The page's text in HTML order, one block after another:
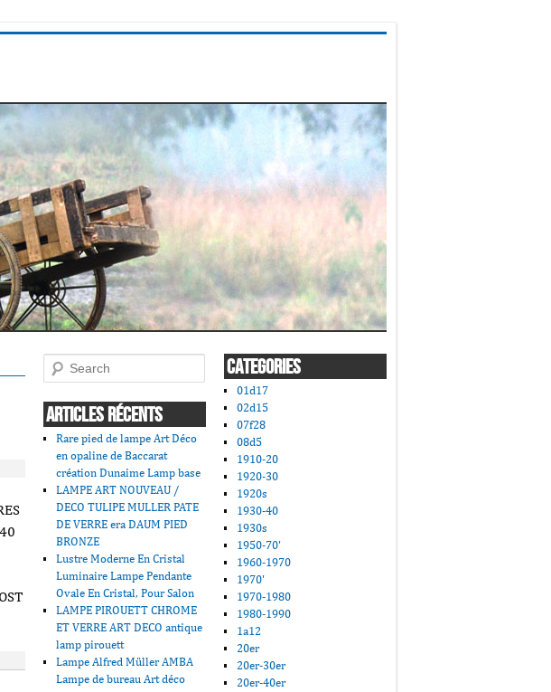
Search
ARTICLES RÉCENTS
Rare pied de lampe Art Déco
en opaline de Baccarat
création Dunaime Lamp base
LAMPE ART NOUVEAU /
DECO TULIPE MULLER PATE
DE VERRE era DAUM PIED
BRONZE
Lustre Moderne En Cristal
Luminaire Lampe Pendante
Ovale En Cristal, Pour Salon
LAMPE PIROUETT CHROME
ET VERRE ART DECO antique
lamp pirouett
Lampe Alfred Müller AMBA
Lampe de bureau Art déco
CATEGORIES
01d17
02d15
07f28
08d5
1910-20
1920-30
1920s
1930-40
1930s
1950-70'
1960-1970
1970'
1970-1980
1980-1990
1a12
20er
20er-30er
20er-40er